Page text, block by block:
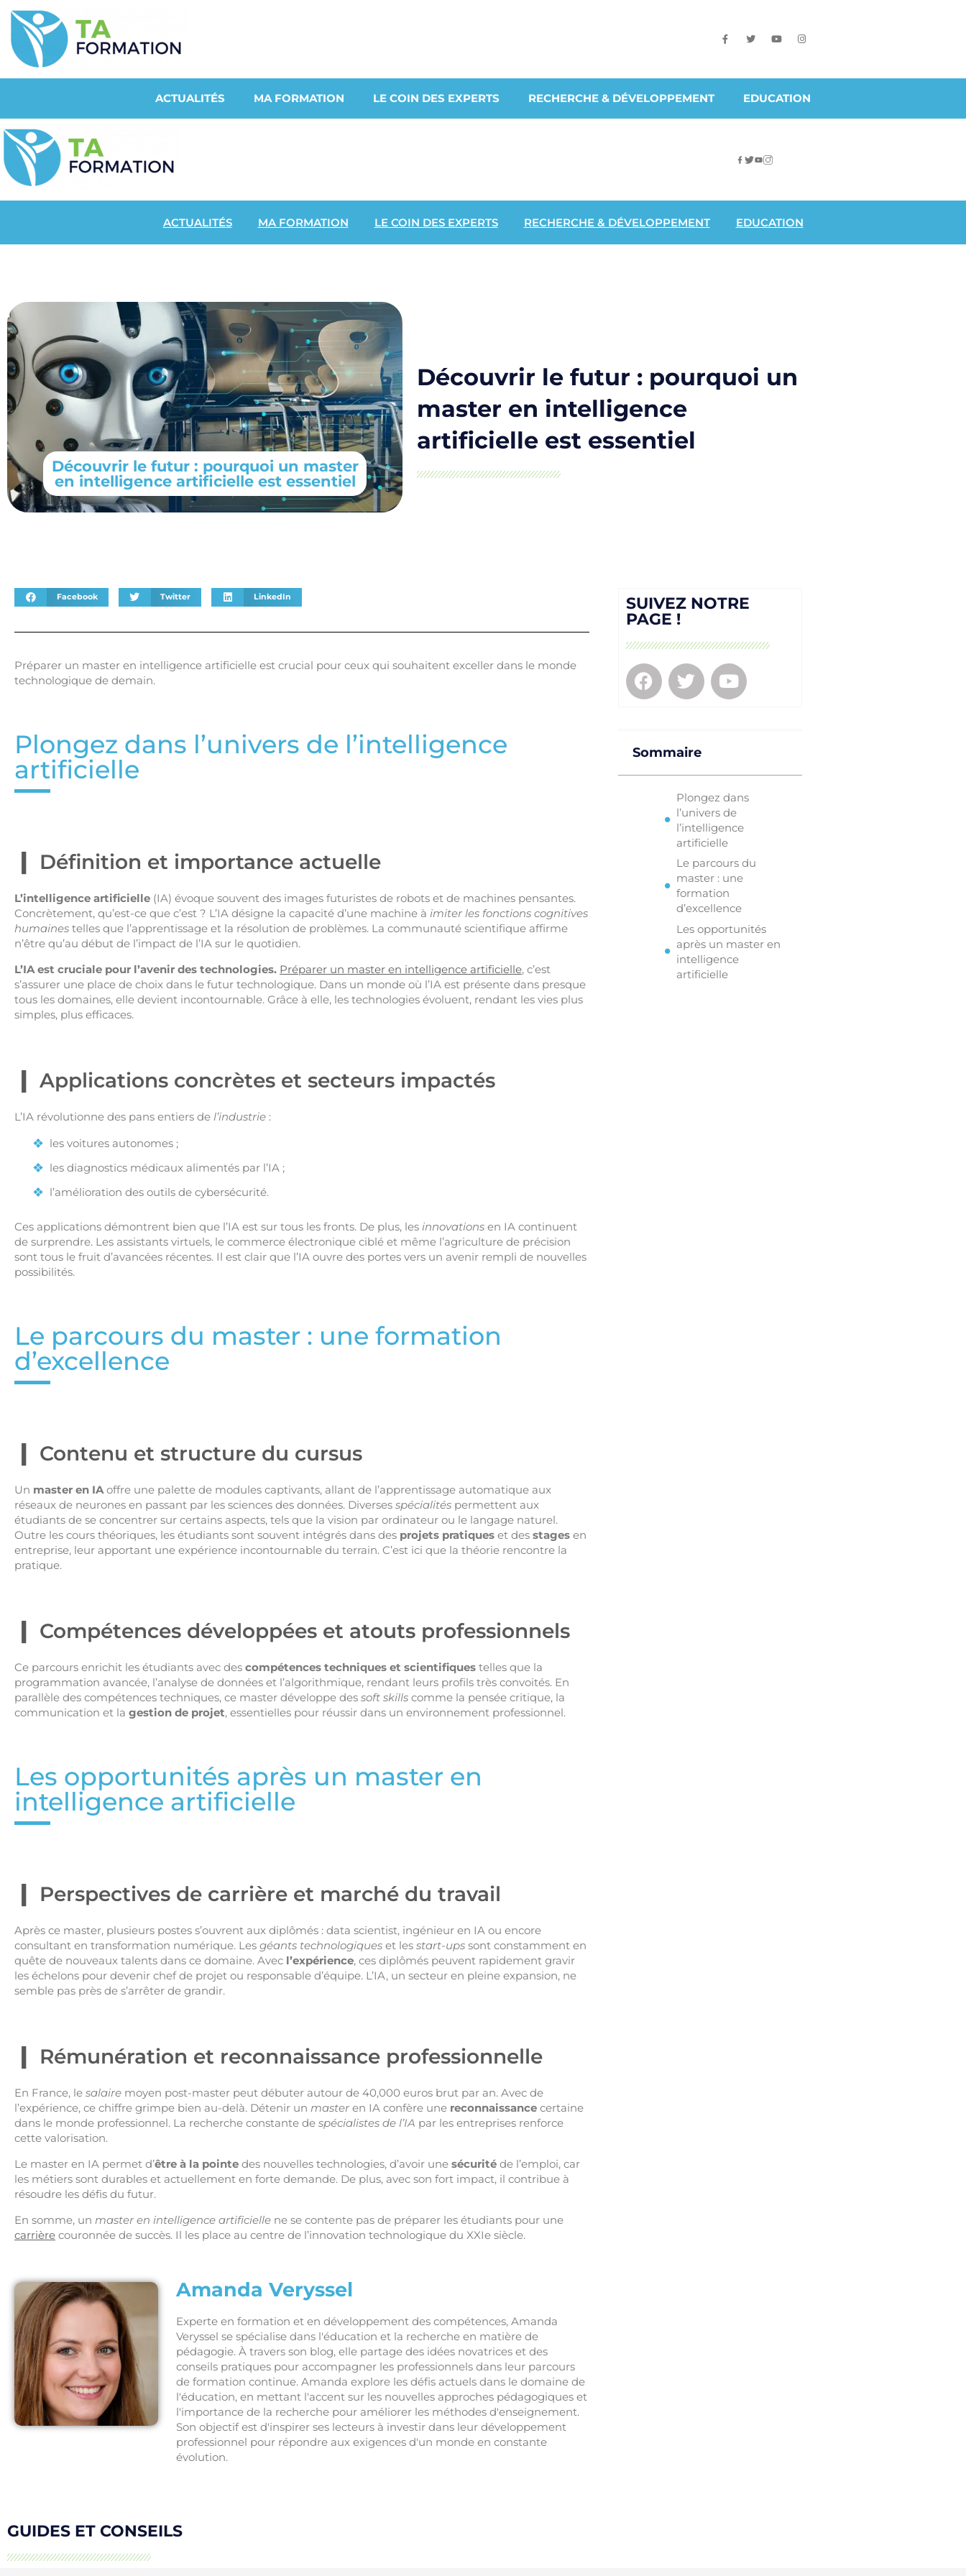
ACTUALITÉS MA FORMATION LE COIN DES EXPERTS RECHERCHE & DÉVELOPPEMENT EDUCATION
ACTUALITÉS MA FORMATION LE COIN DES EXPERTS RECHERCHE & DÉVELOPPEMENT EDUCATION
Découvrir le futur : pourquoi un master
en intelligence artificielle est essentiel
Découvrir le futur : pourquoi un
master en intelligence
artificielle est essentiel
Facebook Twitter LinkedIn
Préparer un master en intelligence artificielle est crucial pour ceux qui souhaitent exceller dans le monde
technologique de demain.
Plongez dans l’univers de l’intelligence
artificielle
Définition et importance actuelle
L’intelligence artificielle (IA) évoque souvent des images futuristes de robots et de machines pensantes.
Concrètement, qu’est-ce que c’est ? L’IA désigne la capacité d’une machine à imiter les fonctions cognitives
humaines telles que l’apprentissage et la résolution de problèmes. La communauté scientifique affirme
n’être qu’au début de l’impact de l’IA sur le quotidien.
L’IA est cruciale pour l’avenir des technologies. Préparer un master en intelligence artificielle, c’est
s’assurer une place de choix dans le futur technologique. Dans un monde où l’IA est présente dans presque
tous les domaines, elle devient incontournable. Grâce à elle, les technologies évoluent, rendant les vies plus
simples, plus efficaces.
Applications concrètes et secteurs impactés
L’IA révolutionne des pans entiers de l’industrie :
les voitures autonomes ;
les diagnostics médicaux alimentés par l’IA ;
l’amélioration des outils de cybersécurité.
Ces applications démontrent bien que l’IA est sur tous les fronts. De plus, les innovations en IA continuent
de surprendre. Les assistants virtuels, le commerce électronique ciblé et même l’agriculture de précision
sont tous le fruit d’avancées récentes. Il est clair que l’IA ouvre des portes vers un avenir rempli de nouvelles
possibilités.
Le parcours du master : une formation
d’excellence
Contenu et structure du cursus
Un master en IAoffre une palette de modules captivants, allant de l’apprentissage automatique aux
réseaux de neurones en passant par les sciences des données. Diverses spécialités permettent aux
étudiants de se concentrer sur certains aspects, tels que la vision par ordinateur ou le langage naturel.
Outre les cours théoriques, les étudiants sont souvent intégrés dans des projets pratiques et des stages en
entreprise, leur apportant une expérience incontournable du terrain. C’est ici que la théorie rencontre la
pratique.
Compétences développées et atouts professionnels
Ce parcours enrichit les étudiants avec des compétences techniques et scientifiques telles que la
programmation avancée, l’analyse de données et l’algorithmique, rendant leurs profils très convoités. En
parallèle des compétences techniques, ce master développe des soft skills comme la pensée critique, la
communication et la gestion de projet, essentielles pour réussir dans un environnement professionnel.
Les opportunités après un master en
intelligence artificielle
Perspectives de carrière et marché du travail
Après ce master, plusieurs postes s’ouvrent aux diplômés : data scientist, ingénieur en IA ou encore
consultant en transformation numérique. Les géants technologiques et les start-ups sont constamment en
quête de nouveaux talents dans ce domaine. Avec l’expérience, ces diplômés peuvent rapidement gravir
les échelons pour devenir chef de projet ou responsable d’équipe. L’IA, un secteur en pleine expansion, ne
semble pas près de s’arrêter de grandir.
Rémunération et reconnaissance professionnelle
En France, le salaire moyen post-master peut débuter autour de 40,000 euros brut par an. Avec de
l’expérience, ce chiffre grimpe bien au-delà. Détenir un master en IA confère une reconnaissance certaine
dans le monde professionnel. La recherche constante de spécialistes de l’IA par les entreprises renforce
cette valorisation.
Le master en IA permet d’être à la pointe des nouvelles technologies, d’avoir une sécurité de l’emploi, car
les métiers sont durables et actuellement en forte demande. De plus, avec son fort impact, il contribue à
résoudre les défis du futur.
En somme, un master en intelligence artificielle ne se contente pas de préparer les étudiants pour une
carrière couronnée de succès. Il les place au centre de l’innovation technologique du XXIe siècle.
Amanda Veryssel
Experte en formation et en développement des compétences, Amanda
Veryssel se spécialise dans l'éducation et la recherche en matière de
pédagogie. À travers son blog, elle partage des idées novatrices et des
conseils pratiques pour accompagner les professionnels dans leur parcours
de formation continue. Amanda explore les défis actuels dans le domaine de
l'éducation, en mettant l'accent sur les nouvelles approches pédagogiques et
l'importance de la recherche pour améliorer les méthodes d'enseignement.
Son objectif est d'inspirer ses lecteurs à investir dans leur développement
professionnel pour répondre aux exigences d'un monde en constante
évolution.
SUIVEZ NOTRE
PAGE !
Sommaire
Plongez dans
l’univers de
l’intelligence
artificielle
Le parcours du
master : une
formation
d’excellence
Les opportunités
après un master en
intelligence
artificielle
GUIDES ET CONSEILS